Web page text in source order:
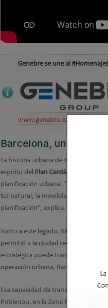
Genebre se une al
www.genebre.es
Barcelona, una
La historia urbana de Barcelona
espíritu del Plan Cerdà, que
planificación urbana. “Puso a las
luz natural, la movilidad en las
planificación”, explica.
Junto a este legado, Martín
permitió a la ciudad recuperar su
estratégica puede transformar,
operación urbana, Barcelona
Esa capacidad de transformación,
Poblenou, en la Zona Franca, en